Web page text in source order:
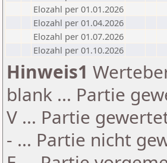
Elozahl per 01.01.2026
Elozahl per 01.04.2026
Elozahl per 01.07.2026
Elozahl per 01.10.2026
Hinweis1
blank ... Partie
V ... Partie
- ... Partie nicht